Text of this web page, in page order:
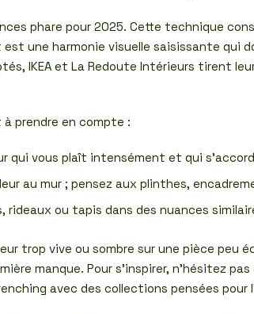
phare pour 2025. Cette technique
une harmonie visuelle saisissante qui
IKEA et La Redoute Intérieurs
prendre en compte :
qui vous plaît intensément et qui
au mur ; pensez aux plinthes,
rideaux ou tapis dans des nuances
trop vive ou sombre sur une pièce peu
manque. Pour s’inspirer, n’hésitez
avec des collections pensées